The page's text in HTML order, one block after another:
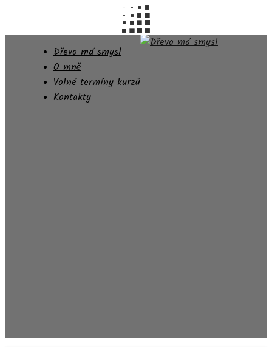
Dřevo má smysl
O mně
Volné termíny kurzů
Kontakty